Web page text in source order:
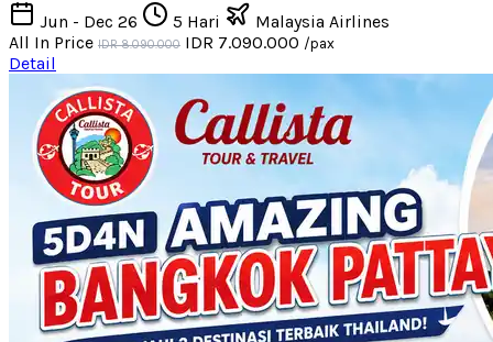
Jun - Dec 26 5 Hari
Malaysia Airlines
All In Price IDR 8.090.000 IDR 7.090.000 /pax
Detail